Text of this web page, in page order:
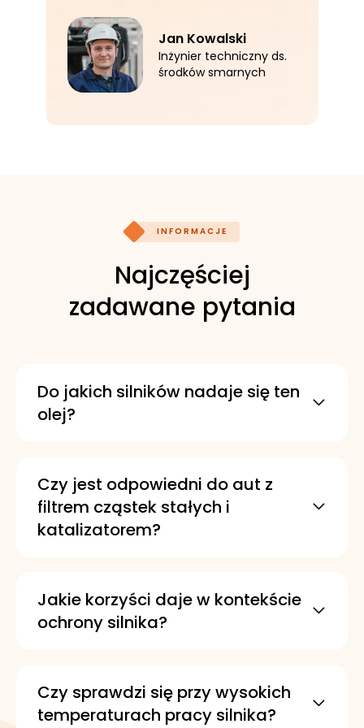
Jan Kowalski
Inżynier techniczny ds.
środków smarnych
INFORMACJE
Najczęściej
zadawane pytania
Do jakich silników nadaje się ten
olej?
wysokoprężnymi. Został opracowany z
myślą o nowoczesnych wymaganiach
dotyczących olejów silnikowych.
Czy jest odpowiedni do aut z
filtrem cząstek stałych i
katalizatorem?
z katalizatorami w silnikach
benzynowych. Został zaprojektowany,
aby pomagać utrzymać sprawność
Jakie korzyści daje w kontekście
ochrony silnika?
powstawaniem osadów i
nagromadzeniem zanieczyszczeń. Jest
Czy sprawdzi się przy wysokich
temperaturach pracy silnika?